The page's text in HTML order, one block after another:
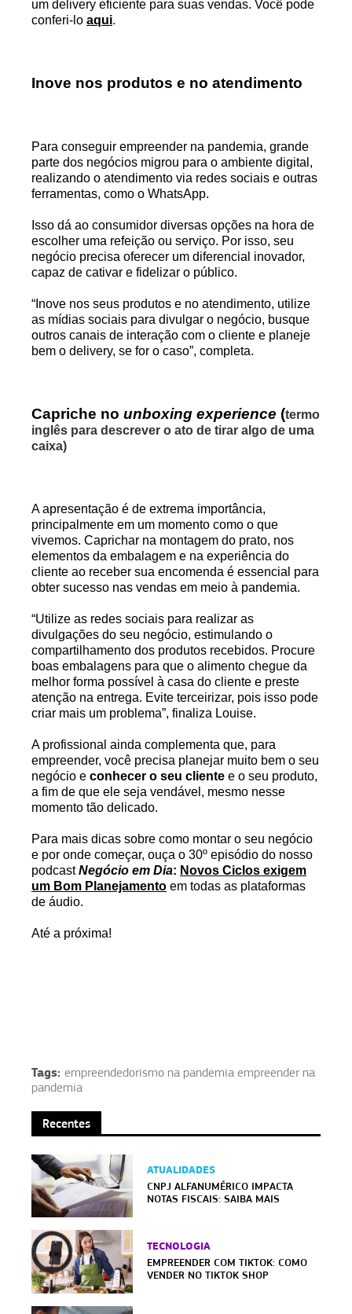
um delivery eficiente para suas vendas. Você pode
conferi-lo aqui.
Inove nos produtos e no atendimento
Para conseguir empreender na pandemia, grande
parte dos negócios migrou para o ambiente digital,
realizando o atendimento via redes sociais e outras
ferramentas, como o WhatsApp.
Isso dá ao consumidor diversas opções na hora de
escolher uma refeição ou serviço. Por isso, seu
negócio precisa oferecer um diferencial inovador,
capaz de cativar e fidelizar o público.
“Inove nos seus produtos e no atendimento, utilize
as mídias sociais para divulgar o negócio, busque
outros canais de interação com o cliente e planeje
bem o delivery, se for o caso”, completa.
Capriche no unboxing experience (termo
inglês para descrever o ato de tirar algo de uma
caixa)
A apresentação é de extrema importância,
principalmente em um momento como o que
vivemos. Caprichar na montagem do prato, nos
elementos da embalagem e na experiência do
cliente ao receber sua encomenda é essencial para
obter sucesso nas vendas em meio à pandemia.
“Utilize as redes sociais para realizar as
divulgações do seu negócio, estimulando o
compartilhamento dos produtos recebidos. Procure
boas embalagens para que o alimento chegue da
melhor forma possível à casa do cliente e preste
atenção na entrega. Evite terceirizar, pois isso pode
criar mais um problema”, finaliza Louise.
A profissional ainda complementa que, para
empreender, você precisa planejar muito bem o seu
negócio e conhecer o seu cliente e o seu produto,
a fim de que ele seja vendável, mesmo nesse
momento tão delicado.
Para mais dicas sobre como montar o seu negócio
e por onde começar, ouça o 30º episódio do nosso
podcastNegócio em Dia: Novos Ciclos exigem
um Bom Planejamento em todas as plataformas
de áudio.
Até a próxima!
Tags: empreendedorismo na pandemia empreender na
pandemia
Recentes
ATUALIDADES
CNPJ ALFANUMÉRICO IMPACTA
NOTAS FISCAIS: SAIBA MAIS
TECNOLOGIA
EMPREENDER COM TIKTOK: COMO
VENDER NO TIKTOK SHOP